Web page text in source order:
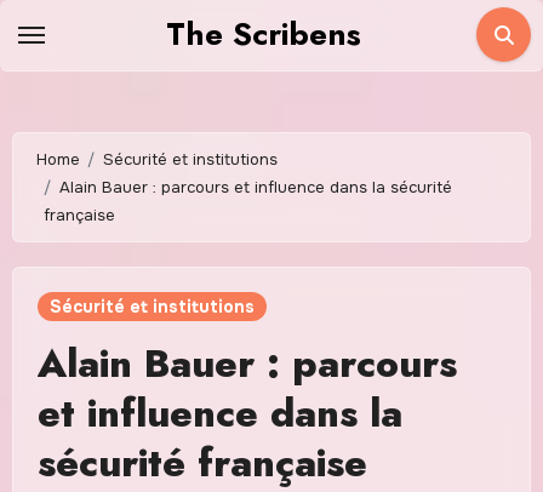
The Scribens
Home
Sécurité et institutions
Alain Bauer : parcours et influence dans la sécurité
française
Sécurité et institutions
Alain Bauer : parcours
et influence dans la
sécurité française